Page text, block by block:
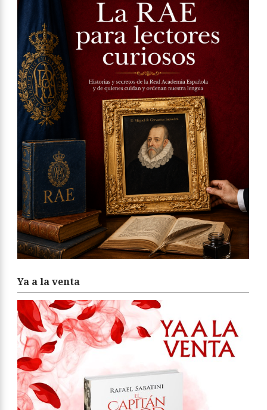
Ya a la venta